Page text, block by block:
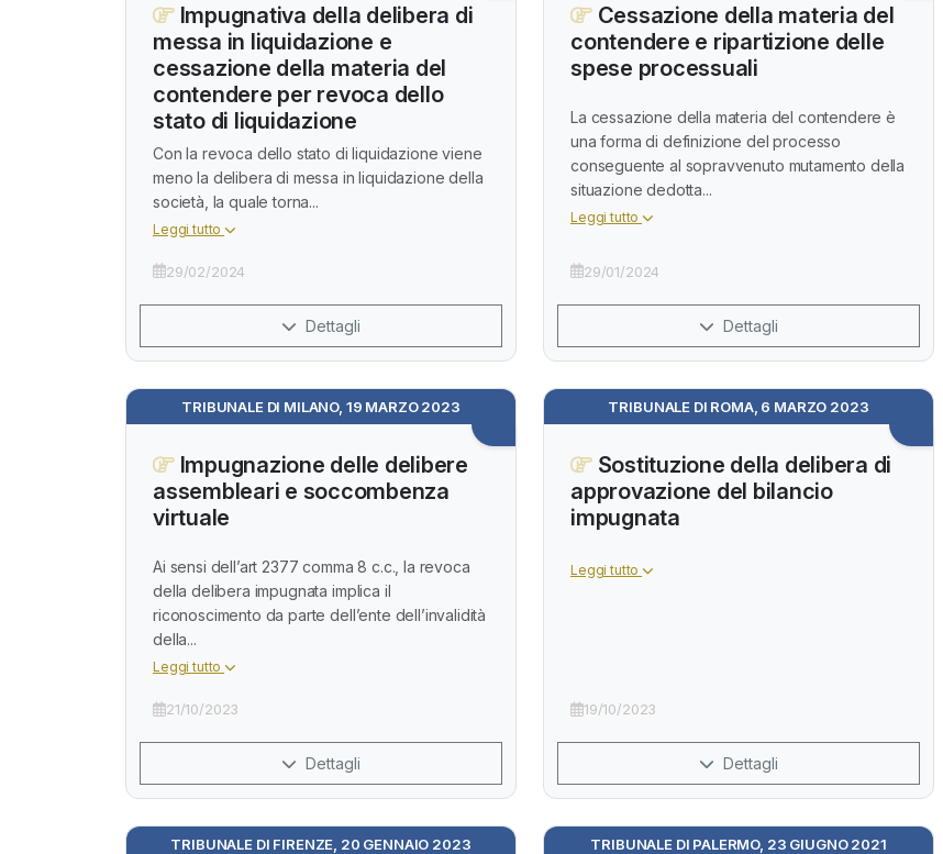
Impugnativa della delibera di
messa in liquidazione e
cessazione della materia del
contendere per revoca dello
stato di liquidazione
Con la revoca dello stato di liquidazione viene
meno la delibera di messa in liquidazione della
società, la quale torna...
Leggi tutto
29/02/2024
Dettagli
Cessazione della materia del
contendere e ripartizione delle
spese processuali
La cessazione della materia del contendere è
una forma di definizione del processo
conseguente al sopravvenuto mutamento della
situazione dedotta...
Leggi tutto
29/01/2024
Dettagli
TRIBUNALE DI MILANO, 19 MARZO 2023
Impugnazione delle delibere
assembleari e soccombenza
virtuale
Ai sensi dell’art 2377 comma 8 c.c., la revoca
della delibera impugnata implica il
riconoscimento da parte dell’ente dell’invalidità
della...
Leggi tutto
21/10/2023
Dettagli
TRIBUNALE DI ROMA, 6 MARZO 2023
Sostituzione della delibera di
approvazione del bilancio
impugnata
Leggi tutto
19/10/2023
Dettagli
TRIBUNALE DI FIRENZE, 20 GENNAIO 2023 TRIBUNALE DI PALERMO, 23 GIUGNO 2021